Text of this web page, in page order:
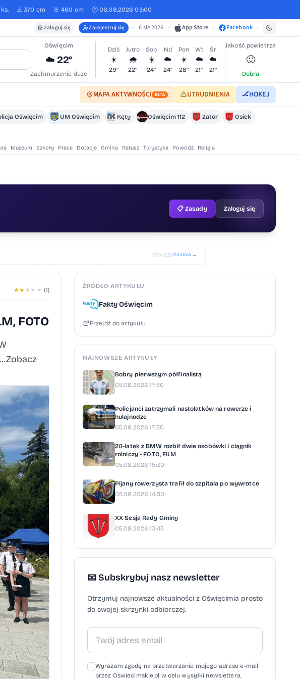
⚠️ 370 cm 🚨 460 cm 🕐 06.08.2026 03:00
Zaloguj się Zarejestruj się • 6 sie 2026 • App Store • Facebook •
Oświęcim
☁️ 22°
Zachmurzenie duże
Dziś
☀️
29°
Jutro
🌧️
22°
Sob
☀️
24°
Nd
☁️
24°
Pon
☀️
28°
Wt
☁️
21°
Śr
☁️
21°
Jakość powietrza
🙂
Dobra
MAPA AKTYWNOŚCI BETA UTRUDNIENIA 🏒HOKEJ
Oświęcim UM Oświęcim Kęty Oświęcim 112 Zator
Osiek
Muzeum Szkoły Praca Dotacje Gmina Ratusz Turystyka Powódź Religia
📋 Zasady Zaloguj się
970×250Zamów →
★★ ★ ★ ★ (1)
FOTO
ŹRÓDŁO ARTYKUŁU
Fakty Oświęcim
Przejdź do artykułu
NAJNOWSZE ARTYKUŁY
Bobry pierwszym półfinalistą
05.08.2026 17:30
Policjanci zatrzymali nastolatków na rowerze i
hulajnodze
05.08.2026 17:30
20-latek z BMW rozbił dwie osobówki i ciągnik
rolniczy - FOTO, FILM
05.08.2026 15:30
Pijany rowerzysta trafił do szpitala po wywrotce
05.08.2026 14:30
XX Sesja Rady Gminy
05.08.2026 13:43
📧 Subskrybuj nasz newsletter
Otrzymuj najnowsze aktualności z Oświęcimia prosto
do swojej skrzynki odbiorczej.
Wyrażam zgodę na przetwarzanie mojego adresu e-mail
przez Oswiecimskie.pl w celu wysyłki newslettera,